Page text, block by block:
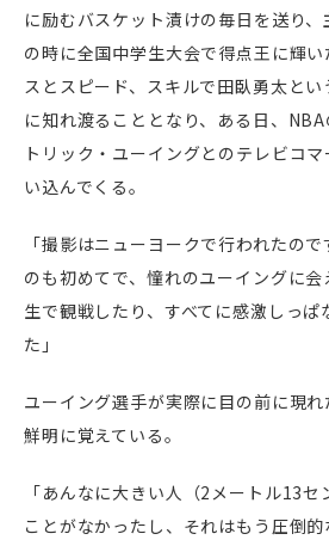
に励むバスケット漬けの毎日を送り
の時に全国中学生大会で得点王に輝
スとスピード、スキルで田臥勇太と
に知れ渡ることとなり、ある日、
トリック・ユーイングとのテレビコ
い込んでくる。
「撮影はニューヨークで行われたの
のも初めてで、憧れのユーイングに
生で観戦したり、すべてに感激しっぱ
た」
ユーイング選手が実際に目の前に現
鮮明に覚えている。
「あんなに大きい人（2メートル13
ことがなかったし、それはもう圧倒